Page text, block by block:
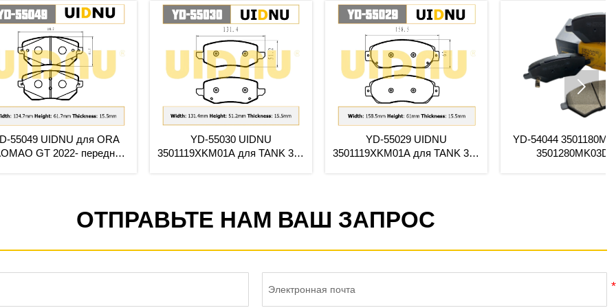
UIDNU
TANK 300
YD-55029 UIDNU
3501119XKM01A для TANK 300
YD-54044 3501180MK01DE01
3501280MK03DE01
YD-54044 3501180MK01DE01
3501280MK03DE01

ОТПРАВЬТЕ НАМ ВАШ ЗАПРОС